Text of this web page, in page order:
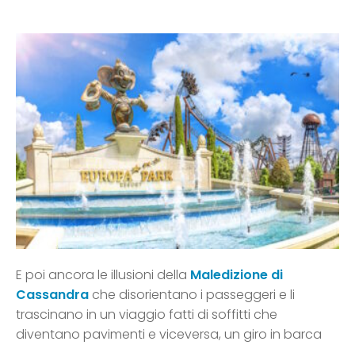
E poi ancora le illusioni della Maledizione di
Cassandra che disorientano i passeggeri e li
trascinano in un viaggio fatti di soffitti che
diventano pavimenti e viceversa, un giro in barca